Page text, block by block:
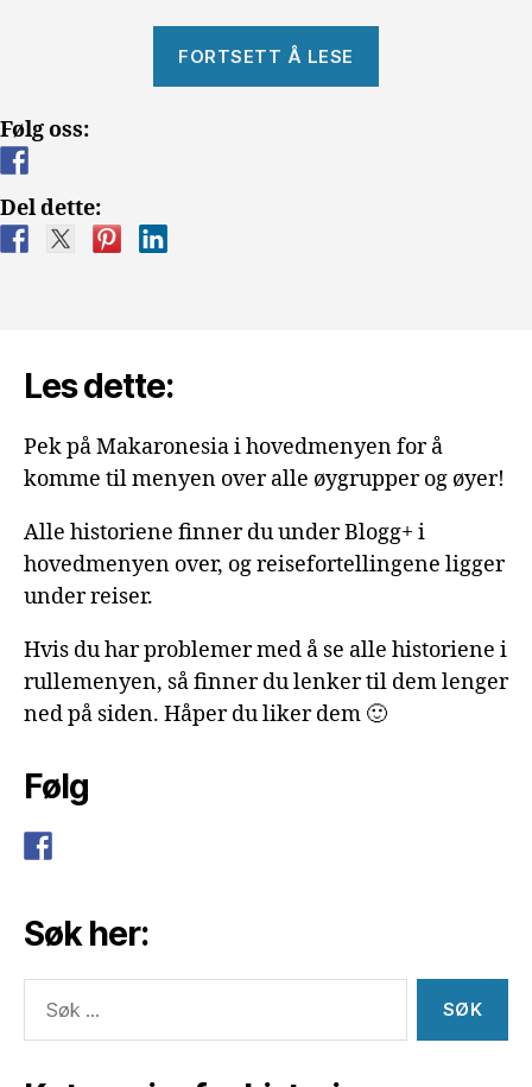
FORTSETT Å LESE
Følg oss:
Del dette:
Les dette:
Pek på Makaronesia i hovedmenyen for å
komme til menyen over alle øygrupper og øyer!
Alle historiene finner du under Blogg+ i
hovedmenyen over, og reisefortellingene ligger
under reiser.
Hvis du har problemer med å se alle historiene i
rullemenyen, så finner du lenker til dem lenger
ned på siden. Håper du liker dem 🙂
Følg
Søk her:
etter: